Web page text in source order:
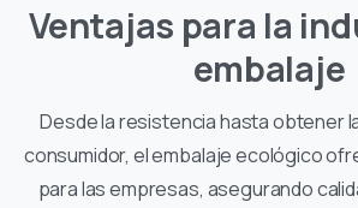
Ventajas para la
embalaje
Desde la resistencia hasta obtener
consumidor, el embalaje ecológico
para las empresas, asegurando